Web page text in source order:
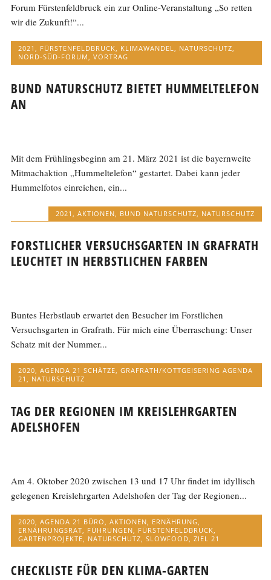
Forum Fürstenfeldbruck ein zur Online-Veranstaltung „So retten
wir die Zukunft!“...
2021 FÜRSTENFELDBRUCK KLIMAWANDEL NATURSCHUTZ
NORD-SÜD-FORUM
,VORTRAG
BUND NATURSCHUTZ BIETET HUMMELTELEFON
AN
Mit dem Frühlingsbeginn am 21. März 2021 ist die bayernweite
Mitmachaktion „Hummeltelefon“ gestartet. Dabei kann jeder
Hummelfotos einreichen, ein...
2021 , AKTIONEN, BUND NATURSCHUTZ, NATURSCHUTZ
FORSTLICHER VERSUCHSGARTEN IN GRAFRATH
LEUCHTET IN HERBSTLICHEN FARBEN
Buntes Herbstlaub erwartet den Besucher im Forstlichen
Versuchsgarten in Grafrath. Für mich eine Überraschung: Unser
Schatz mit der Nummer...
2020,AGENDA 21 SCHÄTZE,GRAFRATH/KOTTGEISERING AGENDA
21, NATURSCHUTZ
TAG DER REGIONEN IM KREISLEHRGARTEN
ADELSHOFEN
Am 4. Oktober 2020 zwischen 13 und 17 Uhr findet im idyllisch
gelegenen Kreislehrgarten Adelshofen der Tag der Regionen...
2020 ,AGENDA 21 BÜRO ,AKTIONEN ERNÄHRUNG
ERNÄHRUNGSRAT
FÜHRUNGEN FÜRSTENFELDBRUCK
GARTENPROJEKTE
NATURSCHUTZ ,SLOWFOOD ,ZIEL 21
CHECKLISTE FÜR DEN KLIMA-GARTEN